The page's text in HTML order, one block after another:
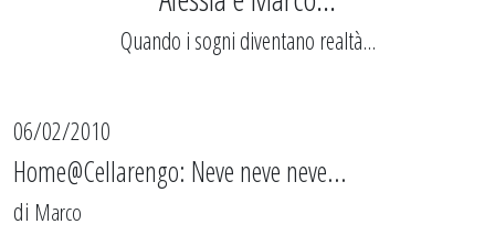
Quando i sogni diventano realtà...
06/02/2010
Home@Cellarengo: Neve neve neve...
di Marco